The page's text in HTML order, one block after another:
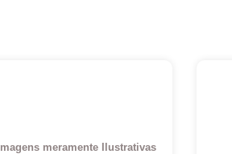
Imagens meramente Ilustrativas